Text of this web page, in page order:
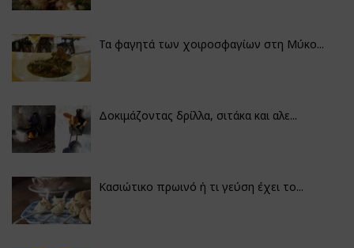
Τα φαγητά των χοιροσφαγίων στη Μύκο...
Δοκιμάζοντας δρίλλα, σιτάκα και αλε...
Κασιώτικο πρωινό ή τι γεύση έχει το...